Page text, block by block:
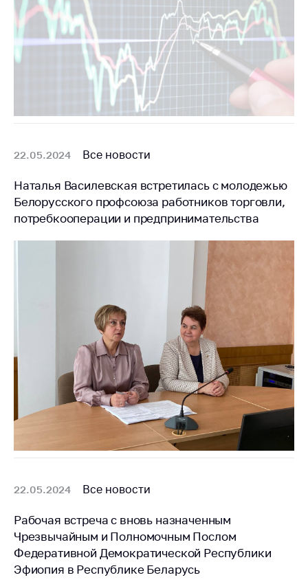
Сообщить о росте
цен на лекарства и
медицинские
изделия
Адрес и режим
работы
Министра
Горячая линия
Пресс-служба
Сообщить о росте
Ценообразование
на лекарственные
средства, изделия
медицинского
назначения и
медицинскую
факта нарушения
нарушения
антимонопольного
законодательства
Предостережения и
22.05.2024 Все новости
Наталья Василевская встретилась с молодежью
Белорусского профсоюза работников торговли,
потребкооперации и предпринимательства
22.05.2024 Все новости
Рабочая встреча с вновь назначенным
Чрезвычайным и Полномочным Послом
Федеративной Демократической Республики
Эфиопия в Республике Беларусь